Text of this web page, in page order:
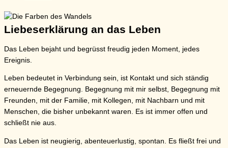
Liebeserklärung an das Leben
Das Leben bejaht und begrüsst freudig jeden Moment, jedes
Ereignis.
Leben bedeutet in Verbindung sein, ist Kontakt und sich ständig
erneuernde Begegnung. Begegnung mit mir selbst, Begegnung mit
Freunden, mit der Familie, mit Kollegen, mit Nachbarn und mit
Menschen, die bisher unbekannt waren. Es ist immer offen und
schließt nie aus.
Das Leben ist neugierig, abenteuerlustig, spontan. Es fließt frei und